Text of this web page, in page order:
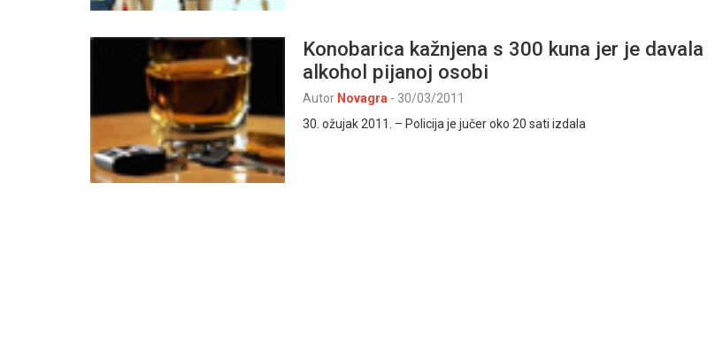
Konobarica kažnjena s 300 kuna jer je davala
alkohol pijanoj osobi
Autor Novagra - 30/03/2011
30. ožujak 2011. – Policija je jučer oko 20 sati izdala